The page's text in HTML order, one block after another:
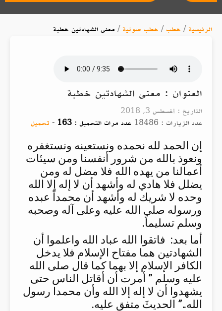
الرئيسية / خطب/ خطب صوتية / معنى الشهادتين خطبة
العنوان : معنى الشهادتين خطبة
التاريخ : أغسطس 3, 2018
عدد الزيارات : 18486
عدد مرات التحميل : 163
- تحميل
إن الحمد لله نحمده ونستعينه ونستغفره
ونعوذ بالله من شرور أنفسنا ومن سيئات
أعمالنا من يهده الله فلا مضل له ومن
يضلل فلا هادي له وأشهد أن لا إله إلا الله
وحده لا شريك له وأشهد أن محمداً عبده
ورسوله صلى الله عليه وعلى آله وصحبه
وسلم تسليماً.
أما بعد: فاتقوا الله عباد الله واعلموا أن
الشهادتين هما مفتاح الإسلام فلا يدخل
الكافر الإسلام إلا بهما كما قال صلى الله
عليه وسلم ” أمرت أن أقاتل الناس حتى
يشهدوا أن لا إله إلا الله وأن محمدا رسول
الله..” الحديثَ متفق عليه.